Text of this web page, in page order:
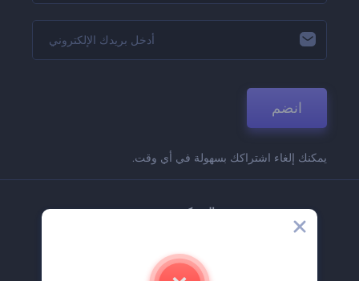
انضم
يمكنك إلغاء اشتراكك بسهولة في أي وقت.
الشركة
اتصل بنا